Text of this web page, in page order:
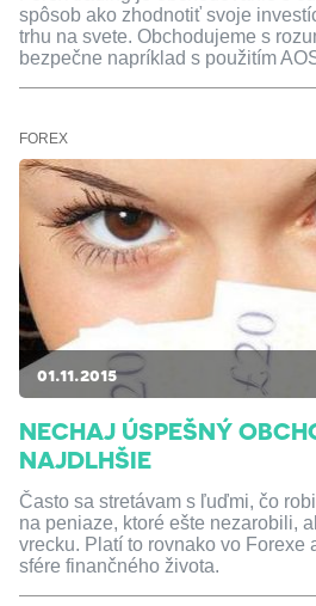
spôsob ako zhodnotiť svoje
trhu na svete. Obchodujeme s
bezpečne napríklad s použitím
FOREX
01.11.2015
NECHAJ ÚSPEŠNÝ
NAJDLHŠIE
Často sa stretávam s ľuďmi, čo
na peniaze, ktoré ešte nezarobili,
vrecku. Platí to rovnako vo Forexe
sfére finančného života.